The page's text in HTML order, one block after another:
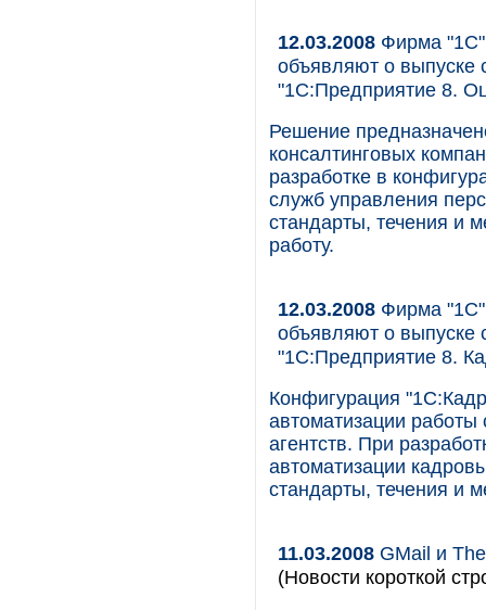
12.03.2008 Фирма "1С"
объявляют о выпуске
"1С:Предприятие 8.
Решение
консалтинговых
разработке в
служб управления
стандарты, течения и
работу.
12.03.2008 Фирма "1С"
объявляют о выпуске
"1С:Предприятие 8.
Конфигурация
автоматизации работы
агентств. При
автоматизации
стандарты, течения и
11.03.2008 GMail и
(Новости короткой